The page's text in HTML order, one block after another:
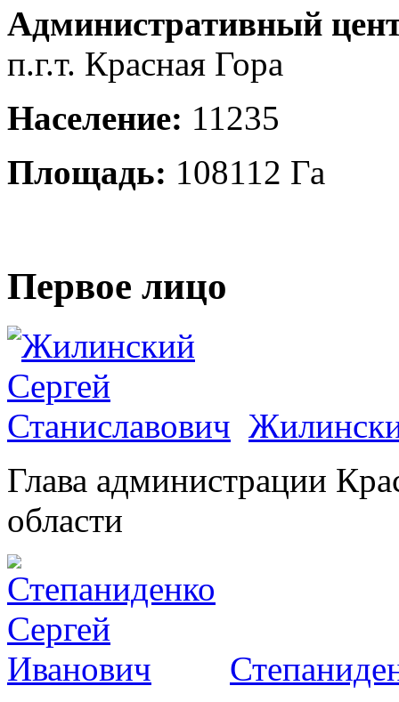
Административный
п.г.т. Красная Гора
Население: 11235
Площадь: 108112 Га
Первое лицо
Глава администрации
области